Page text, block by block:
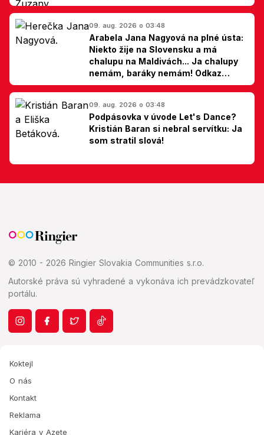
hovorí Milan Ondrík
09. aug. 2026 o 03:48
Arabela Jana Nagyová na plné ústa:
Niekto žije na Slovensku a má
chalupu na Maldivách... Ja chalupy
nemám, baráky nemám! Odkaz
Slovákom
09. aug. 2026 o 03:48
Podpásovka v úvode Let's Dance?
Kristián Baran si nebral servítku: Ja
som stratil slová!
© 2010 - 2026 Ringier Slovakia Communities s.r.o.
Autorské práva sú vyhradené a vykonáva ich prevádzkovateľ
portálu.
Koktejl
O nás
Kontakt
Reklama
Kariéra v Azete